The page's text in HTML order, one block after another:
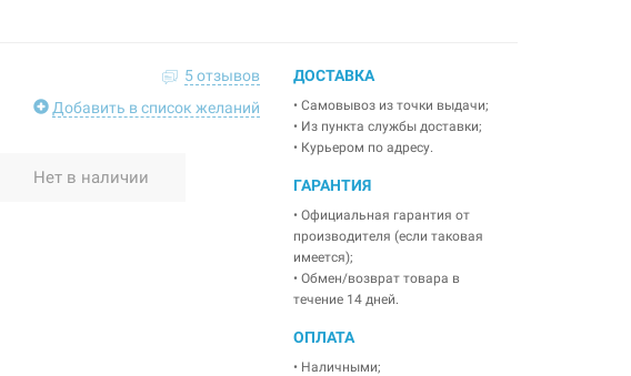
5 отзывов
Добавить в список желаний
Нет в наличии
ДОСТАВКА
• Самовывоз из точки выдачи;
• Из пункта службы доставки;
• Курьером по адресу.
ГАРАНТИЯ
• Официальная гарантия от
производителя (если таковая
имеется);
• Обмен/возврат товара в
течение 14 дней.
ОПЛАТА
• Наличными;